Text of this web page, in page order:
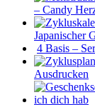
– Candy
Japanischer
4 Basis –
Ausdrucken